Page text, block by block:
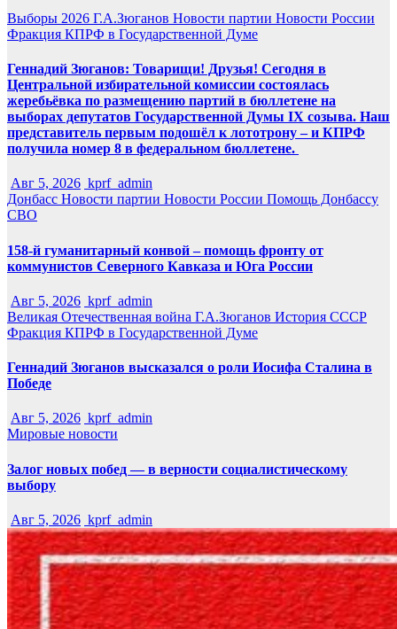
Выборы 2026 Г.А.Зюганов Новости партии Новости России
Фракция КПРФ в Государственной Думе
Геннадий Зюганов: Товарищи! Друзья! Сегодня в
Центральной избирательной комиссии состоялась
жеребьёвка по размещению партий в бюллетене на
выборах депутатов Государственной Думы IX созыва. Наш
представитель первым подошёл к лототрону – и КПРФ
получила номер 8 в федеральном бюллетене.
Авг 5, 2026 kprf_admin
Донбасс Новости партии Новости России Помощь Донбассу
СВО
158-й гуманитарный конвой – помощь фронту от
коммунистов Северного Кавказа и Юга России
Авг 5, 2026 kprf_admin
Великая Отечественная война Г.А.Зюганов История СССР
Фракция КПРФ в Государственной Думе
Геннадий Зюганов высказался о роли Иосифа Сталина в
Победе
Авг 5, 2026 kprf_admin
Мировые новости
Залог новых побед — в верности социалистическому
выбору
Авг 5, 2026 kprf_admin